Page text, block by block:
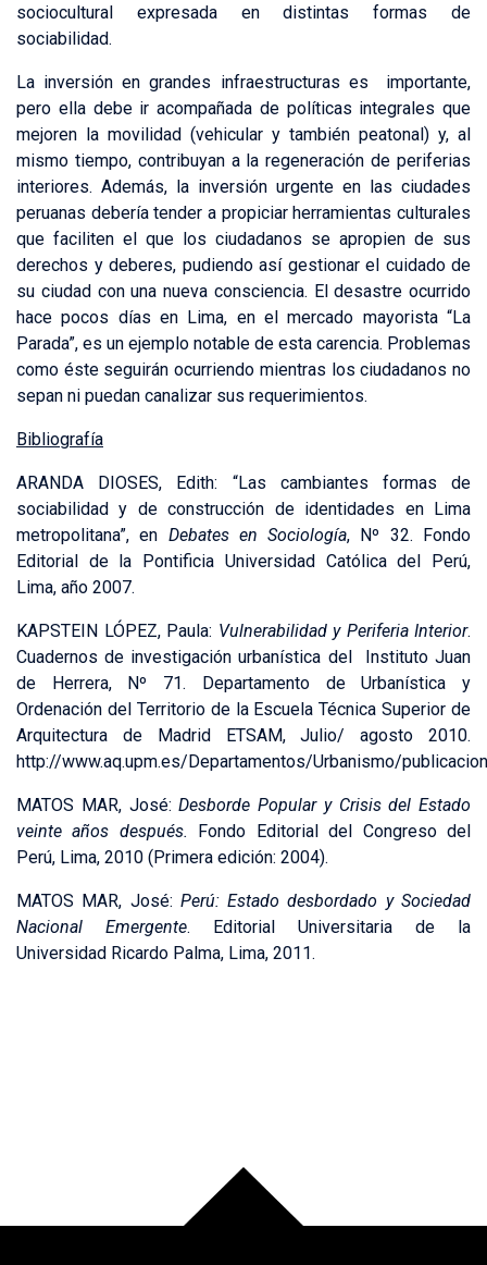
sociocultural expresada en distintas formas de
sociabilidad.
La inversión en grandes infraestructuras es importante,
pero ella debe ir acompañada de políticas integrales que
mejoren la movilidad (vehicular y también peatonal) y, al
mismo tiempo, contribuyan a la regeneración de periferias
interiores. Además, la inversión urgente en las ciudades
peruanas debería tender a propiciar herramientas culturales
que faciliten el que los ciudadanos se apropien de sus
derechos y deberes, pudiendo así gestionar el cuidado de
su ciudad con una nueva consciencia. El desastre ocurrido
hace pocos días en Lima, en el mercado mayorista “La
Parada”, es un ejemplo notable de esta carencia. Problemas
como éste seguirán ocurriendo mientras los ciudadanos no
sepan ni puedan canalizar sus requerimientos.
Bibliografía
ARANDA DIOSES, Edith: “Las cambiantes formas de
sociabilidad y de construcción de identidades en Lima
metropolitana”, en Debates en Sociología, Nº 32. Fondo
Editorial de la Pontificia Universidad Católica del Perú,
Lima, año 2007.
KAPSTEIN LÓPEZ, Paula: Vulnerabilidad y Periferia Interior.
Cuadernos de investigación urbanística del Instituto Juan
de Herrera, Nº 71. Departamento de Urbanística y
Ordenación del Territorio de la Escuela Técnica Superior de
Arquitectura de Madrid ETSAM, Julio/ agosto 2010.
http://www.aq.upm.es/Departamentos/Urbanismo/
MATOS MAR, José:Desborde Popular y Crisis del Estado
veinte años después. Fondo Editorial del Congreso del
Perú, Lima, 2010 (Primera edición: 2004).
MATOS MAR, José: Perú: Estado desbordado y Sociedad
Nacional Emergente. Editorial Universitaria de la
Universidad Ricardo Palma, Lima, 2011.